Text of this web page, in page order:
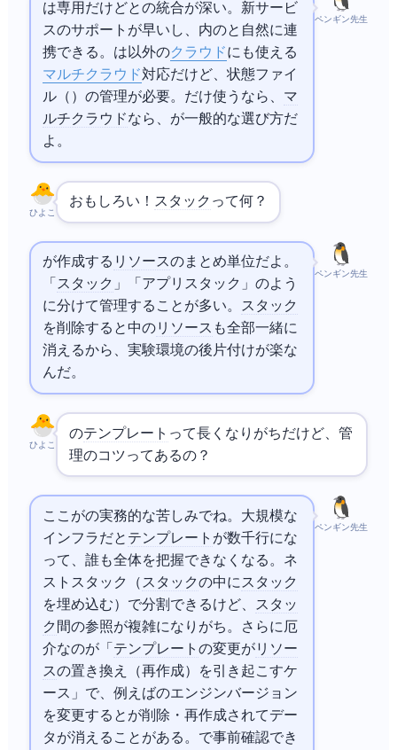
ペンギン先生
CloudFormationは専用だけどとの統合が深い。新サービ
スのサポートが早いし、 内のと自然に連
携できる。 は以外のクラウドにも使える
マルチクラウド対応だけど、状態ファイ
ル（tfstate）の管理が必要。 だけ使うならCloudFormation、 マ
ルチクラウドなら 、が一般的な選び方だ
よ。
ひよこ
おもしろい！ スタック って何？
ペンギン先生
CloudFormationが作成する リソースのまとめ単位だよ。
「 スタック 」「アプリスタック」のよう
に分けて管理することが多い。 スタック
を削除すると中のリソース も全部一緒に
消えるから、実験環境の後片付けが楽な
んだ。
ひよこ
CloudFormationのテンプレート って長くなりがちだけど、管
理のコツってあるの？
ペンギン先生
ここがCloudFormationの実務的な苦しみでね。大規模な
インフラだと テンプレート が数千行にな
って、誰も全体を把握できなくなる。ネ
ストスタック（スタックの中にスタック
を埋め込む）で分割できるけど、 スタッ
ク 間の参照が複雑になりがち。さらに厄
介なのが「 テンプレート の変更がリソー
スの置き換え（再作成）を引き起こすケ
ース」で、例えばRDSのエンジンバージョン
を変更するとDBが削除・再作成されてデー
タが消えることがある。Change Setで事前確認でき